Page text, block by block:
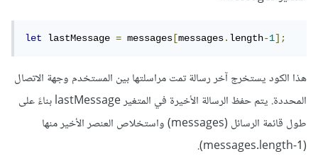
let lastMessage = messages [messages.length-1];
هذا الكود يستخرج آخر رسالة تمت مراسلتها بين المستخدم وجهة الاتصال
المحددة. يتم حفظ الرسالة الأخيرة في المتغير lastMessage بناءً على
طول قائمة الرسائل (messages) واستخلاص العنصر الأخير منها